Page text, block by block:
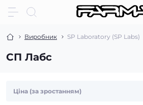
Виробник SP Laboratory (SP Labs)
СП Лабс